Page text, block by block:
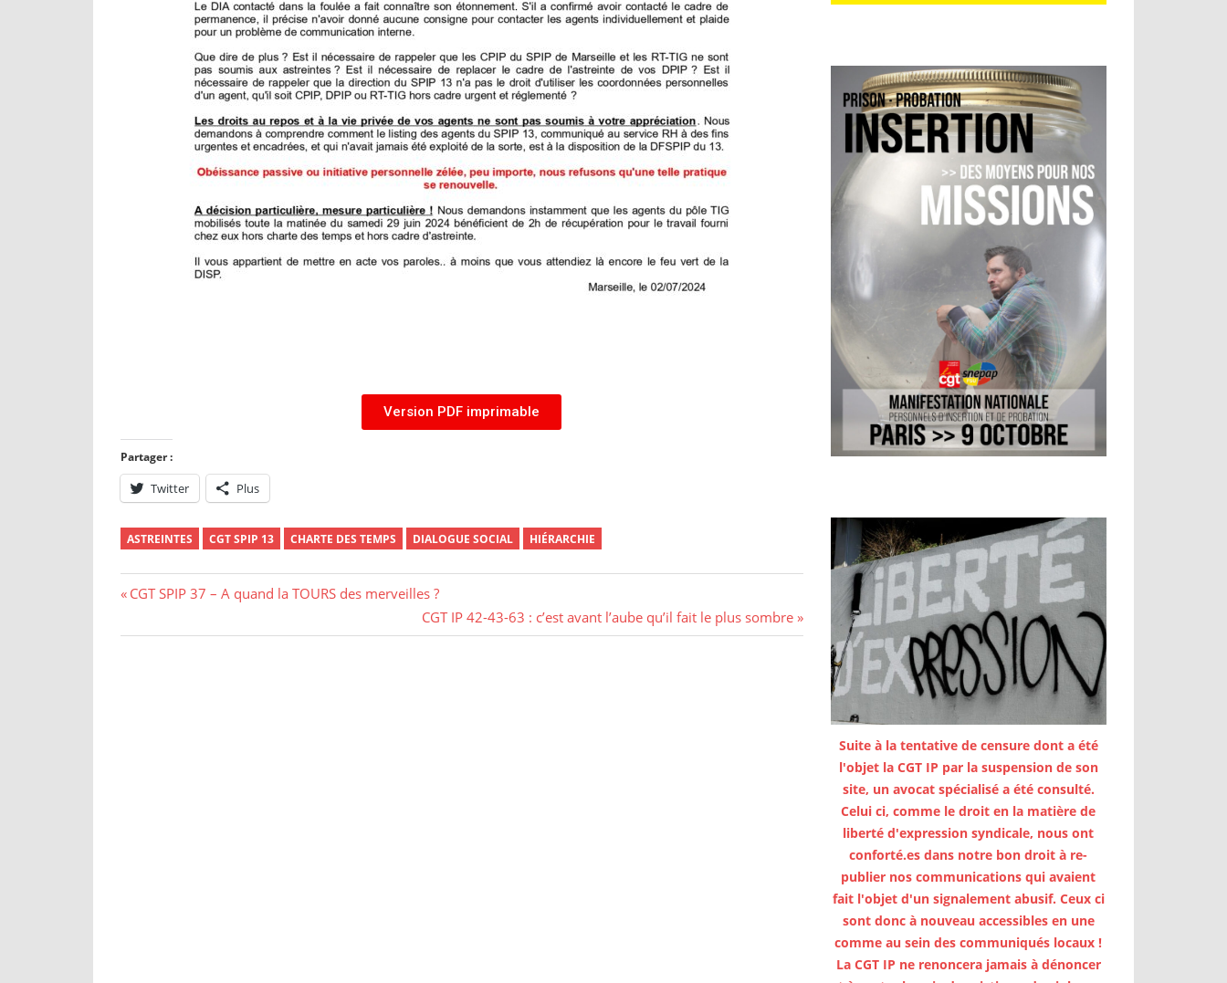
Version PDF imprimable
Partager :
Twitter Plus
ASTREINTES CGT SPIP 13 CHARTE DES TEMPS DIALOGUE SOCIAL HIÉRARCHIE
CGT SPIP 37 – A quand la TOURS des merveilles ?
CGT IP 42-43-63 : c’est avant l’aube qu’il fait le plus sombre
Suite à la tentative de censure dont a été
l'objet la CGT IP par la suspension de son
site, un avocat spécialisé a été consulté.
Celui ci, comme le droit en la matière de
liberté d'expression syndicale, nous ont
conforté.es dans notre bon droit à re-
publier nos communications qui avaient
fait l'objet d'un signalement abusif. Ceux ci
sont donc à nouveau accessibles en une
comme au sein des communiqués locaux !
La CGT IP ne renoncera jamais à dénoncer